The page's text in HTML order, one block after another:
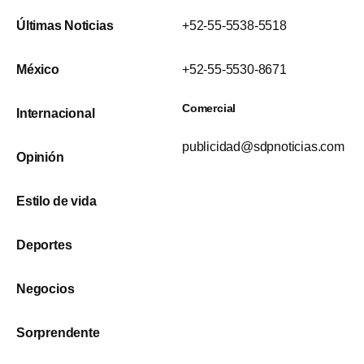
Últimas Noticias
México
Internacional
Opinión
Estilo de vida
Deportes
Negocios
Sorprendente
+52-55-5538-5518
+52-55-5530-8671
Comercial
publicidad@sdpnoticias.com